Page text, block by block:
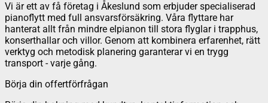
Vi är ett av få företag i Åkeslund som erbjuder specialiserad
pianoflytt med full ansvarsförsäkring. Våra flyttare har
hanterat allt från mindre elpianon till stora flyglar i trapphus,
konserthallar och villor. Genom att kombinera erfarenhet, rätt
verktyg och metodisk planering garanterar vi en trygg
transport - varje gång.
Börja din offertförfrågan